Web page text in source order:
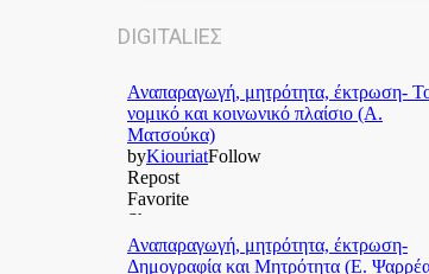
DIGITALΙΕΣ